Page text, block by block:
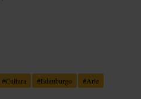
#Cultura #Edimburgo #Arte